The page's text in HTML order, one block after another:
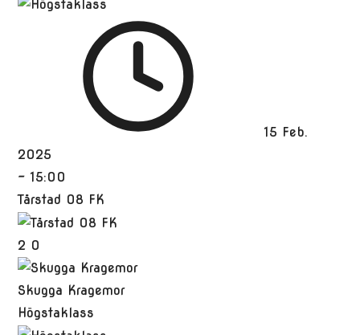
15 Feb.
2025
- 15:00
Tårstad 08 FK
2 0
Skugga Kragemor
Högstaklass